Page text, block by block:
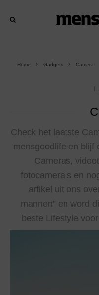
Home Gadgets Camera
Check het laatste
mensgoodlife en blijf
Cameras,
fotocamera’s en
artikel uit ons
mannen” en word
beste Lifestyle